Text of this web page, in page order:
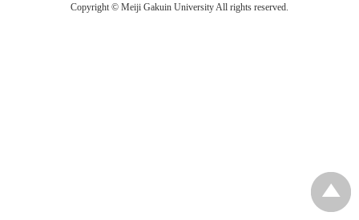
Copyright © Meiji Gakuin University All rights reserved.